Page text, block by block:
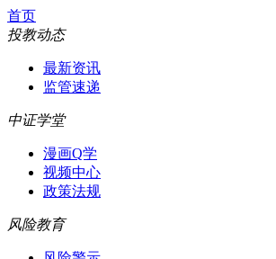
首页
投教动态
最新资讯
监管速递
中证学堂
漫画Q学
视频中心
政策法规
风险教育